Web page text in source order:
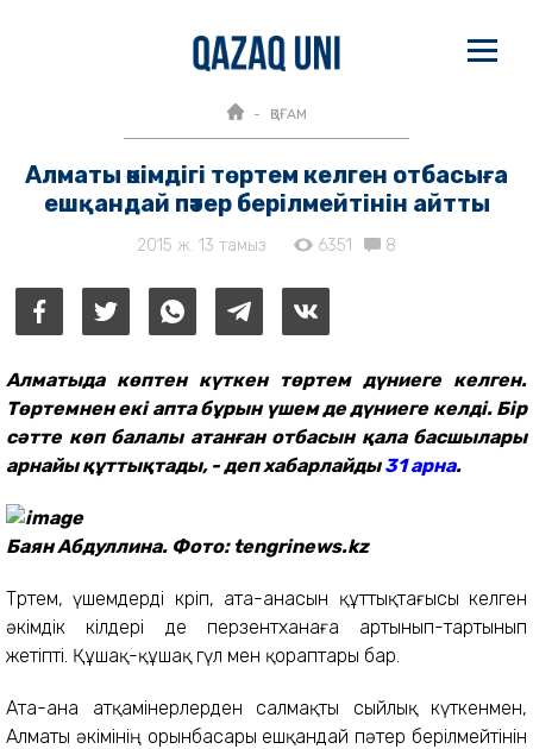
ҚОҒАМ
Алматы әкімдігі төртем келген отбасыға
ешқандай пәтер берілмейтінін айтты
2015 ж. 13 тамыз 6351 8
Алматыда көптен күткен төртем дүниеге келген.
Төртемнен екі апта бұрын үшем де дүниеге келді. Бір
сәтте көп балалы атанған отбасын қала басшылары
арнайы құттықтады, - деп хабарлайды31 арна.
Баян Абдуллина. Фото: tengrinews.kz
Төртем, үшемдерді көріп, ата-анасын құттықтағысы келген
әкімдік өкілдері де перзентханаға артынып-тартынып
жетіпті. Құшақ-құшақ гүл мен қораптары бар.
Ата-ана атқамінерлерден салмақты сыйлық күткенмен,
Алматы әкімінің орынбасары ешқандай пәтер берілмейтінін